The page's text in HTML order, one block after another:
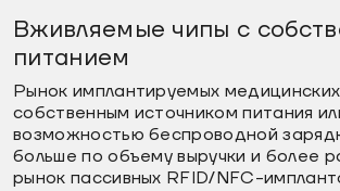
Вживляемые чипы с
питанием
Рынок имплантируемых
собственным источником питания
возможностью беспроводной
больше по объему выручки и более
рынок пассивных RFID/NFC-